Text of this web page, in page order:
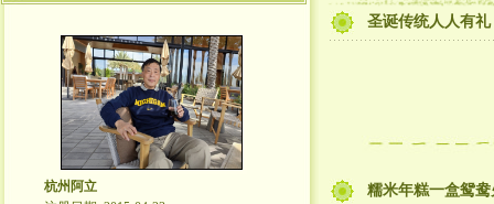
杭州阿立
圣诞传统人人有
糯米年糕一盒鸳